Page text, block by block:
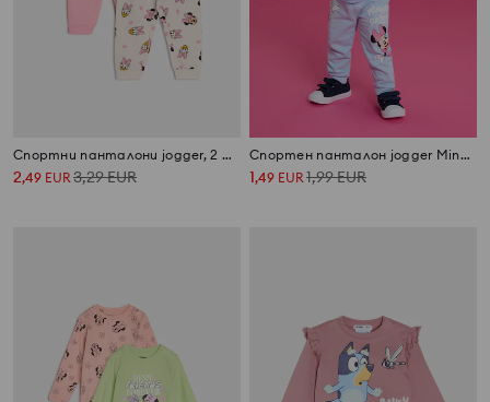
Спортни панталони jogger, 2 броя Minnie and Daisy
2,49 EUR3,29EUR
Спортен панталон jogger Minnie and Daisy
1,49 EUR1,99EUR